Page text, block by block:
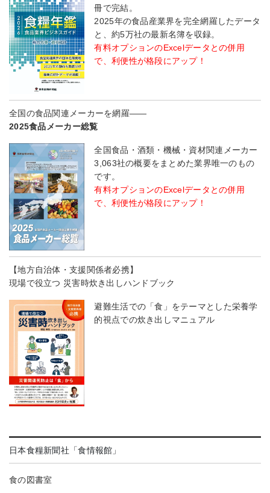
冊で完結。
2025年の食品産業界を完全網羅したデータ
と、約5万社の最新名簿を収録。
有料オプションのExcelデータとの併用
で、利便性が格段にアップ！
全国の食品関連メーカーを網羅――
2025食品メーカー総覧
全国食品・酒類・機械・資材関連メーカー
3,063社の概要をまとめた業界唯一のもの
です。
有料オプションのExcelデータとの併用
で、利便性が格段にアップ！
【地方自治体・支援関係者必携】
現場で役立つ 災害時炊き出しハンドブック
避難生活での「食」をテーマとした栄養学
的視点での炊き出しマニュアル
日本食糧新聞社「食情報館」
食の図書室